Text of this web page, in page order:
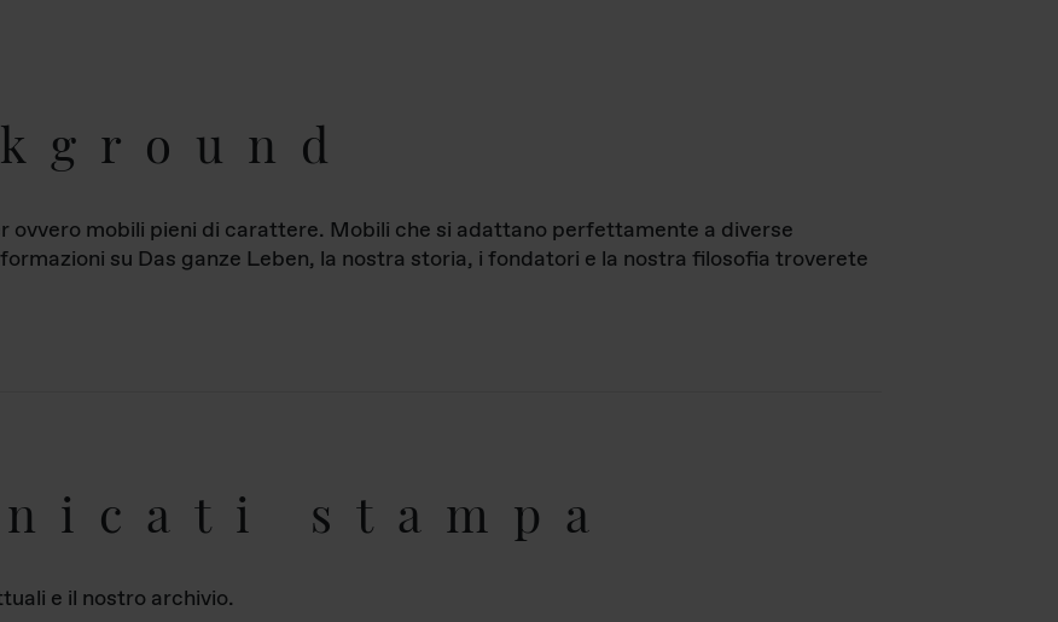
ovvero mobili pieni di carattere. Mobili che si adattano perfettamente a diverse
su Das ganze Leben, la nostra storia, i fondatori e la nostra filosofia troverete
stampa
e il nostro archivio.